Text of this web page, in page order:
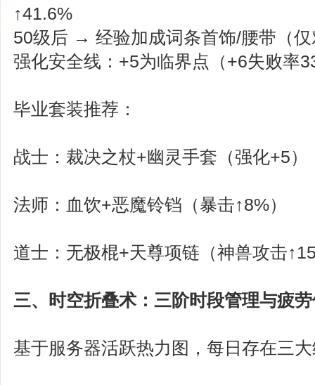
↑41.6%
50级后 → 经验加成词条首饰/腰带（
强化安全线：+5为临界点（+6失败率
毕业套装推荐：
战士：裁决之杖+幽灵手套（强化+5）
法师：血饮+恶魔铃铛（暴击↑8%）
道士：无极棍+天尊项链（神兽攻击
三、时空折叠术：三阶时段管理与疲
基于服务器活跃热力图，每日存在三